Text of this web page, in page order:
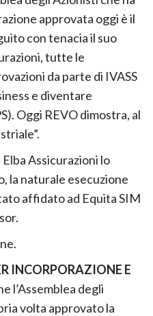
approvata oggi è il
con tenacia il suo
tutte le
da parte di IVASS
e diventare
Oggi REVO dimostra, al
Assicurazioni lo
la naturale esecuzione
affidato ad Equita SIM
INCORPORAZIONE E
l’Assemblea degli
volta approvato la